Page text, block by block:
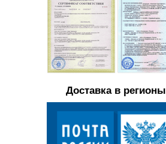
Доставка в регионы